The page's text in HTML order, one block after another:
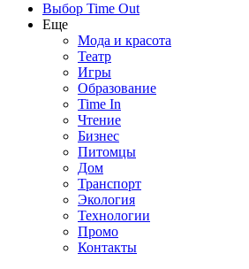
Выбор Time Out
Еще
Мода и красота
Театр
Игры
Образование
Time In
Чтение
Бизнес
Питомцы
Дом
Транспорт
Экология
Технологии
Промо
Контакты